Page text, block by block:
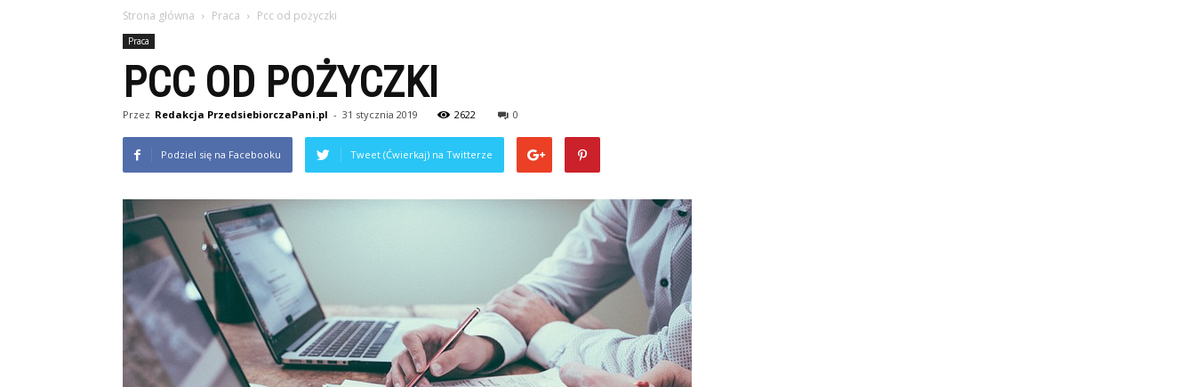
Strona główna Praca Pcc od pożyczki
Praca
PCC OD POŻYCZKI
Przez Redakcja PrzedsiebiorczaPani.pl - 31 stycznia 2019 2622 0
Podziel się na Facebooku Tweet (Ćwierkaj) na Twitterze